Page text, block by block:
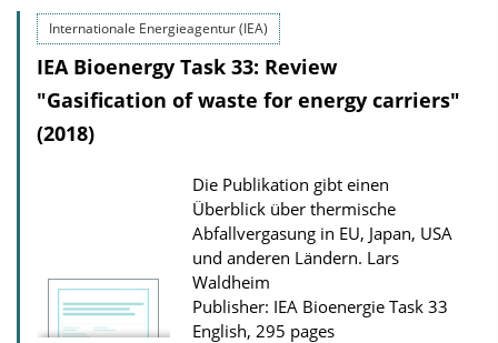
i
c
a
t
n
D
o
w
n
Internationale Energieagentur (IEA)
IEA Bioenergy Task 33: Review
"Gasification of waste for energy carriers"
(2018)
Die Publikation gibt einen
Überblick über thermische
Abfallvergasung in EU, Japan, USA
und anderen Ländern. Lars
Waldheim
Publisher: IEA Bioenergie Task 33
English, 295 pages